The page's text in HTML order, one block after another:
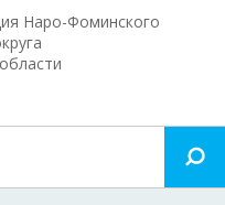
Наро-Фоминского